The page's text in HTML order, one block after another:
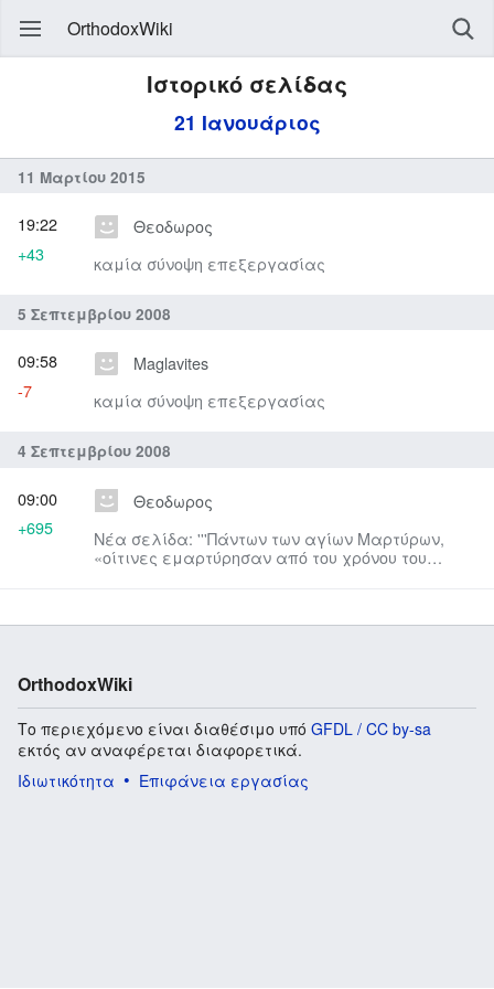
OrthodoxWiki
Ιστορικό σελίδας
21 Ιανουάριος
11 Μαρτίου 2015
Θεοδωρος
καμία σύνοψη επεξεργασίας
19:22
+43
5 Σεπτεμβρίου 2008
Maglavites
καμία σύνοψη επεξεργασίας
09:58
-7
4 Σεπτεμβρίου 2008
Θεοδωρος
Νέα σελίδα: '''Πάντων των αγίων Μαρτύρων,
«οίτινες εμαρτύρησαν από του χρόνου του
09:00
+695
OrthodoxWiki
Το περιεχόμενο είναι διαθέσιμο υπό GFDL / CC by-sa
εκτός αν αναφέρεται διαφορετικά.
Ιδιωτικότητα
Επιφάνεια εργασίας